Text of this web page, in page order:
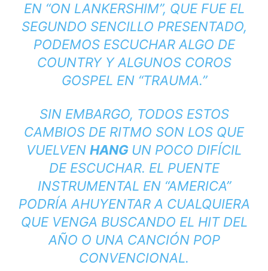
EN “ON LANKERSHIM”, QUE FUE EL
SEGUNDO SENCILLO PRESENTADO,
PODEMOS ESCUCHAR ALGO DE
COUNTRY Y ALGUNOS COROS
GOSPEL EN “TRAUMA.”
SIN EMBARGO, TODOS ESTOS
CAMBIOS DE RITMO SON LOS QUE
VUELVEN HANG UN POCO DIFÍCIL
DE ESCUCHAR. EL PUENTE
INSTRUMENTAL EN “AMERICA”
PODRÍA AHUYENTAR A CUALQUIERA
QUE VENGA BUSCANDO EL HIT DEL
AÑO O UNA CANCIÓN POP
CONVENCIONAL.